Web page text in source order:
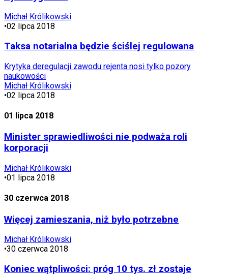
Michał Królikowski
•02 lipca 2018
Taksa notarialna będzie ściślej regulowana
Krytyka deregulacji zawodu rejenta nosi tylko pozory
naukowości
Michał Królikowski
•02 lipca 2018
01 lipca 2018
Minister sprawiedliwości nie podważa roli
korporacji
Michał Królikowski
•01 lipca 2018
30 czerwca 2018
Więcej zamieszania, niż było potrzebne
Michał Królikowski
•30 czerwca 2018
Koniec wątpliwości: próg 10 tys. zł zostaje